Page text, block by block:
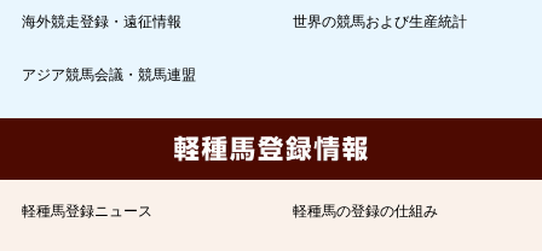
海外競走登録・遠征情報 世界の競馬および生産統計
アジア競馬会議・競馬連盟
軽種馬登録ニュース 軽種馬の登録の仕組み